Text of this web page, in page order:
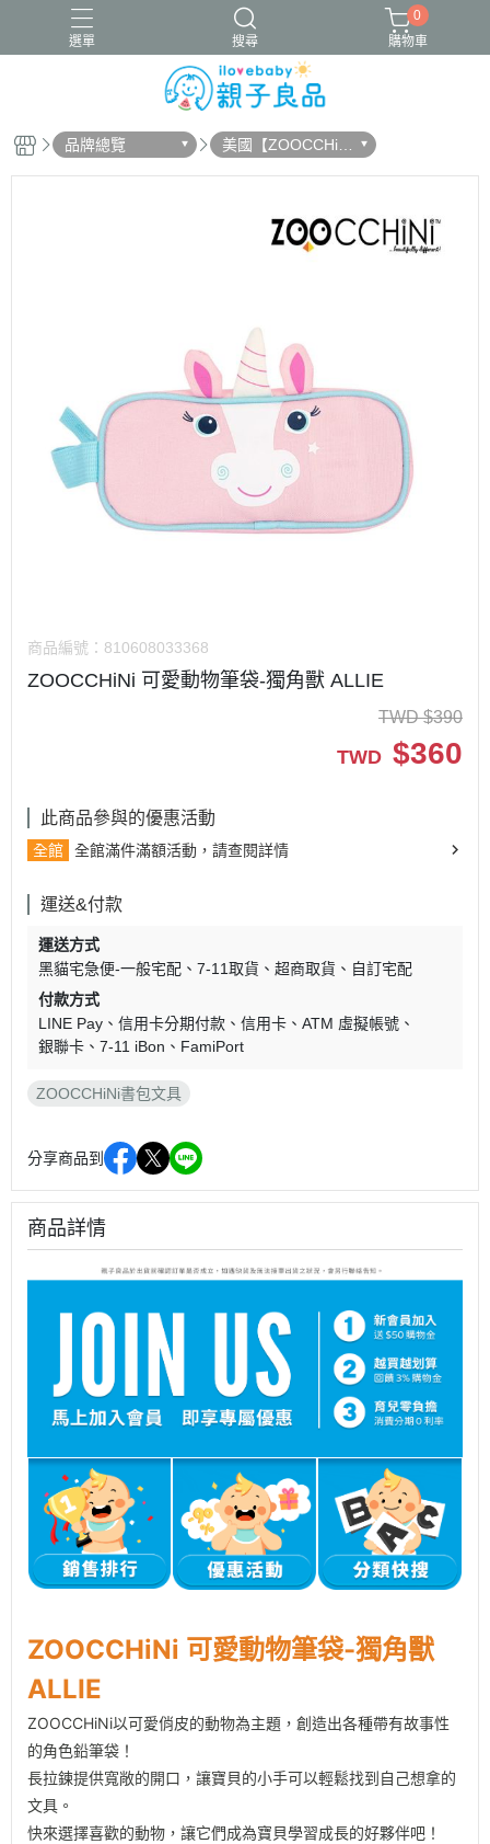
選單 搜尋
16吋腳踏車 ergobaby配件 寬口奶瓶
成長包巾卡片禮盒
0
購物車
品牌總覽
美國【ZOOCCHiN
i】
商品編號： 810608033368
ZOOCCHiNi 可愛動物筆袋-獨角獸 ALLIE
TWD $390
TWD $360
此商品參與的優惠活動
全館 全館滿件滿額活動，請查閱詳情
運送&付款
運送方式
黑貓宅急便-一般宅配
7-11取貨 超商取貨
自訂宅配
付款方式
LINE Pay
信用卡分期付款 信用卡
ATM 虛擬帳號
銀聯卡
7-11 iBon FamiPort
ZOOCCHiNi書包文具
分享商品到
商品詳情
ZOOCCHiNi 可愛動物筆袋-獨角獸
ALLIE
ZOOCCHiNi以可愛俏皮的動物為主題，創造出各種帶有故事性
的角色鉛筆袋！
長拉鍊提供寬敞的開口，讓寶貝的小手可以輕鬆找到自己想拿的
文具。
快來選擇喜歡的動物，讓它們成為寶貝學習成長的好夥伴吧！